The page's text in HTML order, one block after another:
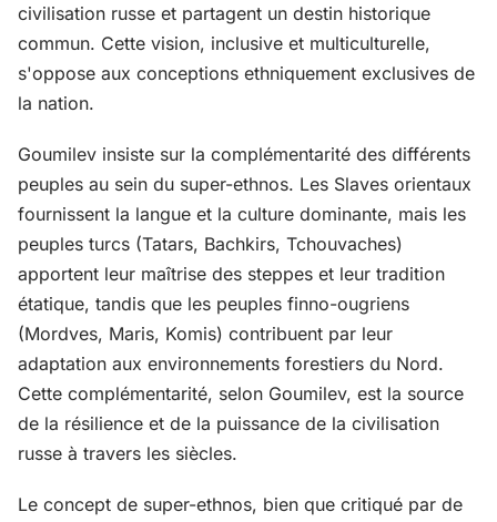
civilisation russe et partagent un destin historique
commun. Cette vision, inclusive et multiculturelle,
s'oppose aux conceptions ethniquement exclusives de
la nation.
Goumilev insiste sur la complémentarité des différents
peuples au sein du super-ethnos. Les Slaves orientaux
fournissent la langue et la culture dominante, mais les
peuples turcs (Tatars, Bachkirs, Tchouvaches)
apportent leur maîtrise des steppes et leur tradition
étatique, tandis que les peuples finno-ougriens
(Mordves, Maris, Komis) contribuent par leur
adaptation aux environnements forestiers du Nord.
Cette complémentarité, selon Goumilev, est la source
de la résilience et de la puissance de la civilisation
russe à travers les siècles.
Le concept de super-ethnos, bien que critiqué par de